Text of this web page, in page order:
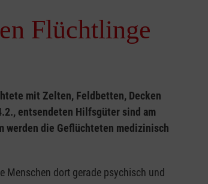
Flüchtlinge
mit Zelten, Feldbetten, Decken
entsendeten Hilfsgüter sind am
werden die Geflüchteten medizinisch
Menschen dort gerade psychisch und